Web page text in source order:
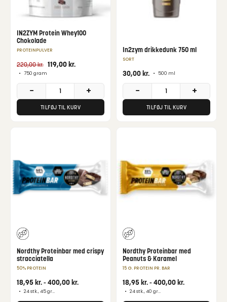
IN2ZYM Protein Whey100
Chokolade
PROTEINPULVER
220,00kr. 119,00kr.
• 750 gram
− +
TILFØJ TIL KURV
In2zym drikkedunk 750 ml
SORT
30,00kr. • 500 ml
− +
TILFØJ TIL KURV
Nordthy Proteinbar med crispy
stracciatella
50% PROTEIN
18,95kr.-400,00kr.
• 24 stk., 45 gram
Nordthy Proteinbar med
Peanuts & Karamel
15 G. PROTEIN PR. BAR
18,95kr.-400,00kr.
• 24 stk., 40 gram